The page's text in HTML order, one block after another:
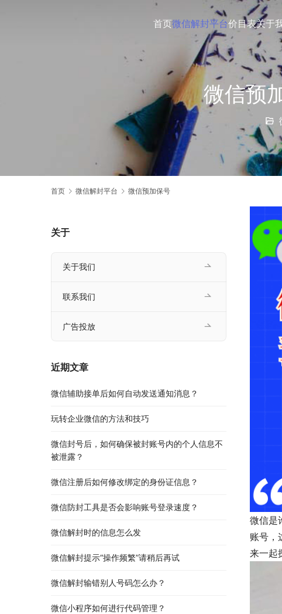
首页微信解封平台价目表关于
微信预
首页 微信解封平台 微信预加保号
微信是
账号，
来一起
关于
关于我们
联系我们
广告投放
近期文章
微信辅助接单后如何自动发送通知消息？
玩转企业微信的方法和技巧
微信封号后，如何确保被封账号内的个人信息不
被泄露？
微信注册后如何修改绑定的身份证信息？
微信防封工具是否会影响账号登录速度？
微信解封时的信息怎么发
微信解封提示“操作频繁”请稍后再试
微信解封输错别人号码怎么办？
微信小程序如何进行代码管理？